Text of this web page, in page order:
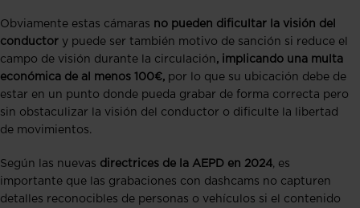
Obviamente estas cámaras no pueden dificultar la visión del
conductor y puede ser también motivo de sanción si reduce el
campo de visión durante la circulación, implicando una multa
económica de al menos 100€, por lo que su ubicación debe de
estar en un punto donde pueda grabar de forma correcta pero
sin obstaculizar la visión del conductor o dificulte la libertad
de movimientos.
Según las nuevas directrices de la AEPD en 2024, es
importante que las grabaciones con dashcams no capturen
detalles reconocibles de personas o vehículos si el contenido